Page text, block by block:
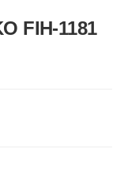
FIH-1181